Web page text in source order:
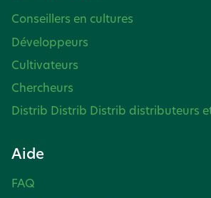
Conseillers en cultures
Développeurs
Cultivateurs
Chercheurs
Distrib Distrib Distrib distributeurs
Aide
FAQ